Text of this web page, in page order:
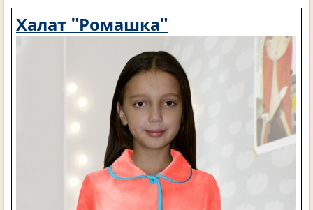
Халат "Ромашка"